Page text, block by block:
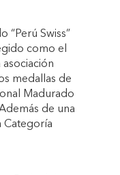
“Perú Swiss”
como el
medallas de
Madurado
de una
Categoría